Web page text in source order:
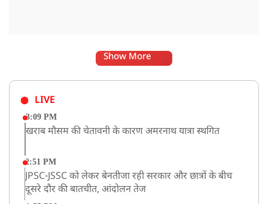
Show More
LIVE
3:09 PM
खराब मौसम की चेतावनी के कारण अमरनाथ यात्रा स्थगित
2:51 PM
JPSC-JSSC को लेकर बेनतीजा रही सरकार और छात्रों के बीच
दूसरे दौर की बातचीत, आंदोलन तेज